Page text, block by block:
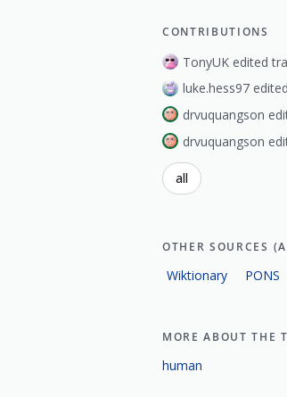
CONTRIBUTIONS
TonyUK edited
luke.hess97
drvuquangson
drvuquangson
all
OTHER SOURCES
Wiktionary PONS
MORE ABOUT THE
human